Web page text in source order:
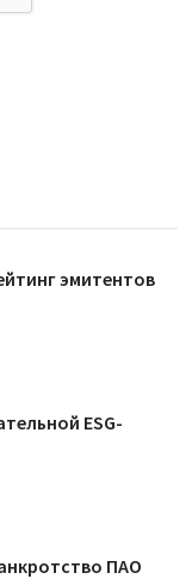
эмитентов
ESG-
ПАО